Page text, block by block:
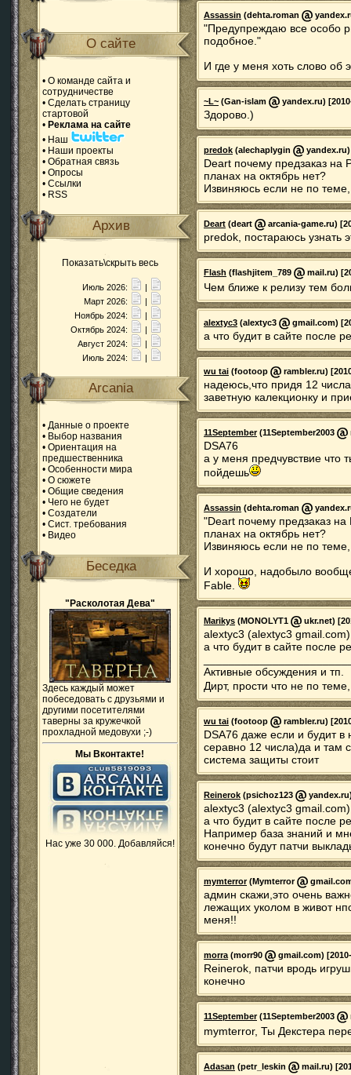
О сайте
• О команде сайта и
сотрудничестве
• Сделать страницу
стартовой
• Реклама на сайте
• Наш
• Наши проекты
• Обратная связь
• Опросы
• Ссылки
• RSS
Архив
Показать\скрыть весь
Июль 2026:
|
Март 2026:
|
Ноябрь 2024:
|
Октябрь 2024:
|
Август 2024:
|
Июль 2024:
|
Arcania
• Данные о проекте
• Выбор названия
• Ориентация на
предшественника
• Особенности мира
• О сюжете
• Общие сведения
• Чего не будет
• Создатели
• Сист. требования
• Видео
Беседка
"Расколотая Дева"
Здесь каждый может
побеседовать с друзьями и
другими посетителями
таверны за кружечкой
прохладной медовухи ;-)
Мы Вконтакте!
Нас уже 30 000. Добавляйся!
Assassin (dehta.roman
"Предупреждаю все особо
подобное."
И где у меня хоть слово об
~L~ (Gan-islam yandex.ru)
Здорово.)
predok (alechaplygin yandex.ru)
Deart почему предзаказ на
планах на октябрь нет?
Извиняюсь если не по
Deart (deart arcania-game.ru)
predok, постараюсь узнать
Flash (flashjitem_789 mail.ru)
Чем ближе к релизу тем
alextyc3 (alextyc3 gmail.com)
а что будит в сайте после
wu tai (footoop rambler.ru)
надеюсь,что придя 12
заветную калекционку и
11September(11September2003
DSA76
а у меня предчувствие что
пойдешь
Assassin (dehta.roman
"Deart почему предзаказ
планах на октябрь нет?
Извиняюсь если не по
И хорошо, надобыло
Fable.
Marikys (MONOLYT1 ukr.net)
alextyc3 (alextyc3
а что будит в сайте после
Активные обсуждения и тп.
Дирт, прости что не по
wu tai (footoop rambler.ru)
DSA76 даже если и будит в
серавно 12 числа)да и там
система защиты стоит
Reinerok (psichoz123
alextyc3 (alextyc3
а что будит в сайте после
Например база знаний и
конечно будут патчи
mymterror(Mymterror
админ скажи,это очень
лежащих уколом в живот
меня!!
morra(morr90 gmail.com)
Reinerok, патчи вродь
конечно
11September(11September2003
mymterror, Ты Декстера
Adasan (petr_leskin mail.ru)